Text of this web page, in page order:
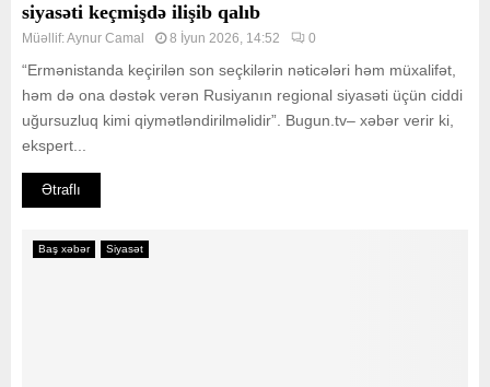
siyasəti keçmişdə ilişib qalıb
Müəllif:Aynur Camal 8 İyun 2026, 14:52 0
“Ermənistanda keçirilən son seçkilərin nəticələri həm müxalifət,
həm də ona dəstək verən Rusiyanın regional siyasəti üçün ciddi
uğursuzluq kimi qiymətləndirilməlidir”. Bugun.tv– xəbər verir ki,
ekspert...
Ətraflı
Baş xəbər Siyasət